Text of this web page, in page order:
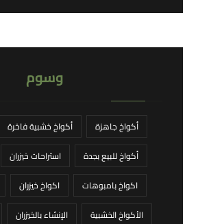
وسوم
أكواخ جاهزة أكواخ خشبية فاخرة
أكواخ للبيع بجدة
استراحات خيزران
اكواخ بامبوهات
اكواخ خيزران
الأكواخ الخشبية
الإنشاء بالخيزران